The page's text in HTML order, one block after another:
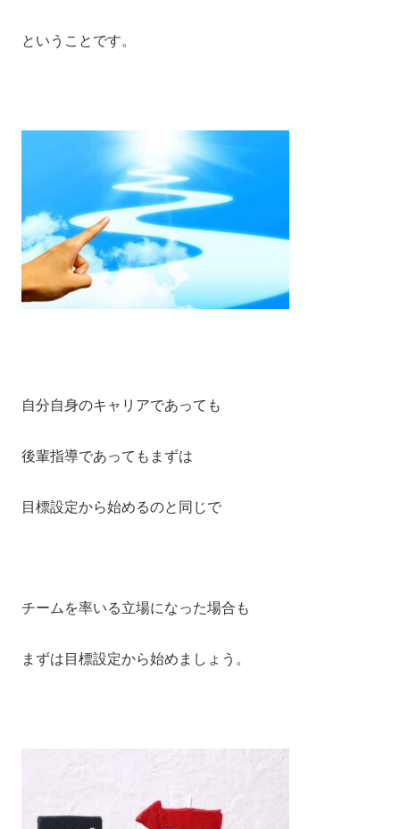
ということです。
自分自身のキャリアであっても
後輩指導であってもまずは
目標設定から始めるのと同じで
チームを率いる立場になった場合も
まずは目標設定から始めましょう。